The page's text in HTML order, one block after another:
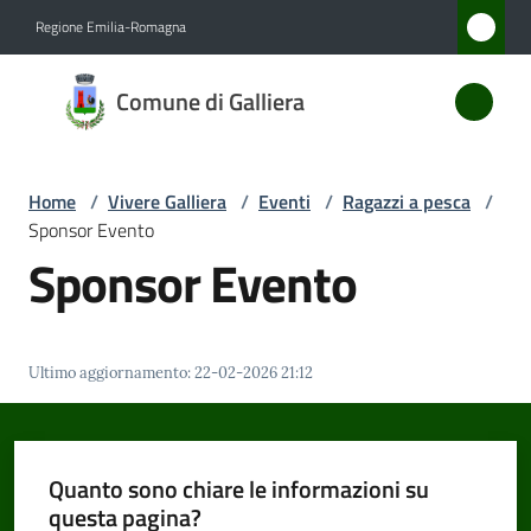
Regione Emilia-Romagna
Comune di Galliera
Comune
di
Novità
Servizi
Vivere
Galliera
Menu selezionato
Home / Vivere Galliera / Eventi / Ragazzi a pesca /
Sponsor Evento
Sponsor Evento
Ultimo aggiornamento:22-02-2026 21:12
Quanto sono chiare le informazioni su
questa pagina?